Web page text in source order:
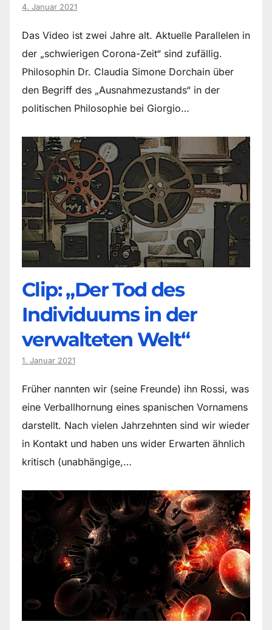
4. Januar 2021
Das Video ist zwei Jahre alt. Aktuelle Parallelen in
der „schwierigen Corona-Zeit“ sind zufällig.
Philosophin Dr. Claudia Simone Dorchain über
den Begriff des „Ausnahmezustands“ in der
politischen Philosophie bei Giorgio…
Clip: „Der Tod des
Individuums in der
verwalteten Welt“
1. Januar 2021
Früher nannten wir (seine Freunde) ihn Rossi, was
eine Verballhornung eines spanischen Vornamens
darstellt. Nach vielen Jahrzehnten sind wir wieder
in Kontakt und haben uns wider Erwarten ähnlich
kritisch (unabhängige,…